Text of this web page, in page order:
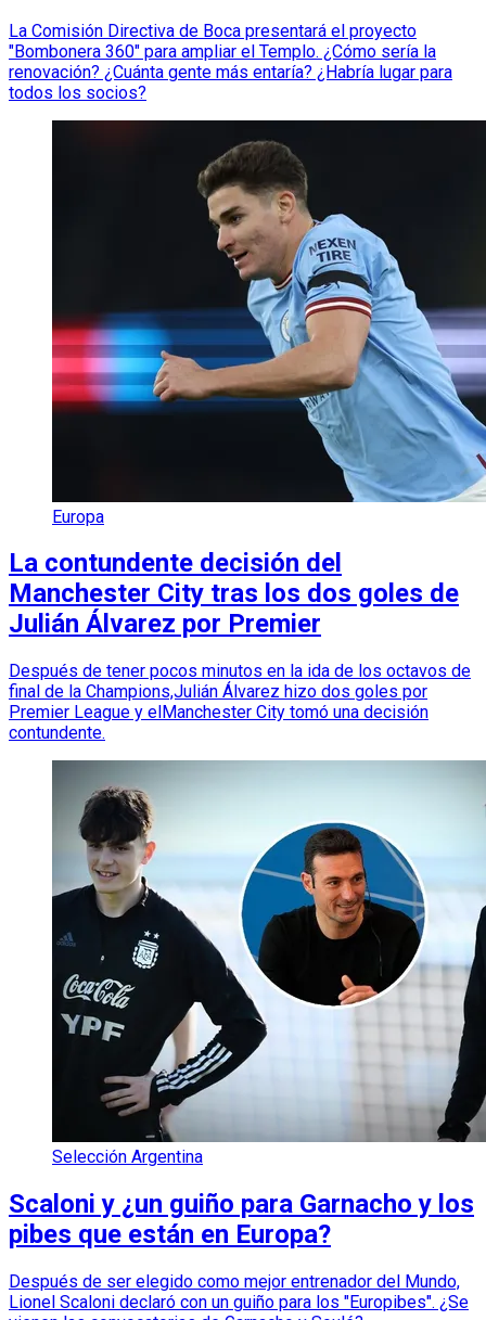
La Comisión Directiva de Boca presentará el proyecto
"Bombonera 360" para ampliar el Templo. ¿Cómo sería la
renovación? ¿Cuánta gente más entaría? ¿Habría lugar para
todos los socios?
Europa
La contundente decisión del
Manchester City tras los dos goles de
Julián Álvarez por Premier
Después de tener pocos minutos en la ida de los octavos de
final de la Champions,Julián Álvarez hizo dos goles por
Premier League y elManchester City tomó una decisión
contundente.
Selección Argentina
Scaloni y ¿un guiño para Garnacho y los
pibes que están en Europa?
Después de ser elegido como mejor entrenador del Mundo,
Lionel Scaloni declaró con un guiño para los "Europibes". ¿Se